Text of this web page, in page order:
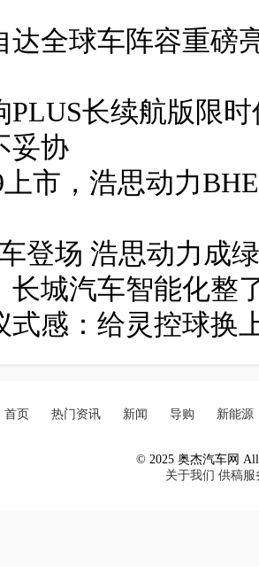
达全球车阵容重磅
PLUS长续航版限
妥协
市，浩思动力
登场 浩思动力成
长城汽车智能化整
式感：给灵控球换
首页 热门资讯 新闻 导购 新能源
© 2025 奥杰汽车网 All
关于我们 供稿服